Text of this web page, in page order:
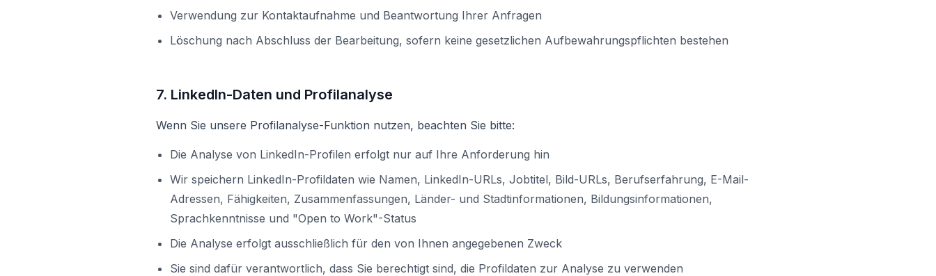
Verwendung zur Kontaktaufnahme und Beantwortung Ihrer Anfragen
Löschung nach Abschluss der Bearbeitung, sofern keine gesetzlichen Aufbewahrungspflichten bestehen
7. LinkedIn-Daten und Profilanalyse
Wenn Sie unsere Profilanalyse-Funktion nutzen, beachten Sie bitte:
Die Analyse von LinkedIn-Profilen erfolgt nur auf Ihre Anforderung hin
Wir speichern LinkedIn-Profildaten wie Namen, LinkedIn-URLs, Jobtitel, Bild-URLs, Berufserfahrung, E-Mail-
Adressen, Fähigkeiten, Zusammenfassungen, Länder- und Stadtinformationen, Bildungsinformationen,
Sprachkenntnisse und "Open to Work"-Status
Die Analyse erfolgt ausschließlich für den von Ihnen angegebenen Zweck
Sie sind dafür verantwortlich, dass Sie berechtigt sind, die Profildaten zur Analyse zu verwenden